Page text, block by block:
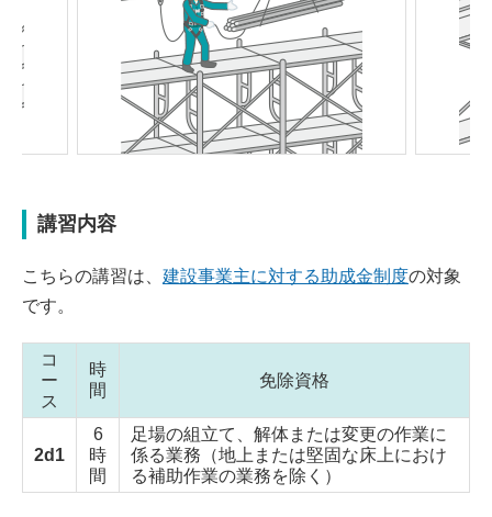
Next
講習内容
こちらの講習は、 建設事業主に対する助成金制度の対象
です。
コ
ー
ス
時
間
免除資格
2d1
6
時
間
足場の組立て、解体または変更の作業に
係る業務（地上または堅固な床上におけ
る補助作業の業務を除く）